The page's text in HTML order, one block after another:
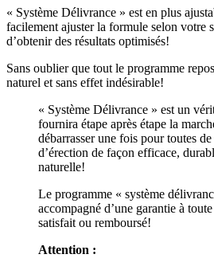
« Système Délivrance » est en plus
facilement ajuster la formule selon votre
d’obtenir des résultats optimisés!
Sans oublier que tout le programme
naturel et sans effet indésirable!
« Système Délivrance » est un
fournira étape après étape la
débarrasser une fois pour toutes
d’érection de façon efficace,
naturelle!
Le programme « système
accompagné d’une garantie à
satisfait ou remboursé!
Attention :